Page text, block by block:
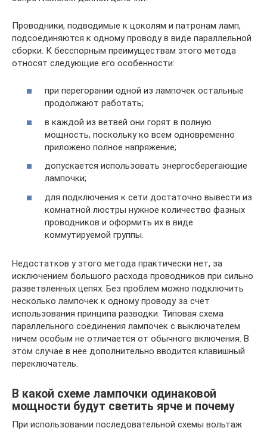
Проводники, подводимые к цоколям и патронам ламп,
подсоединяются к одному проводу в виде параллельной
сборки. К бесспорным преимуществам этого метода
относят следующие его особенности:
при перегорании одной из лампочек остальные
продолжают работать;
в каждой из ветвей они горят в полную
мощность, поскольку ко всем одновременно
приложено полное напряжение;
допускается использовать энергосберегающие
лампочки;
для подключения к сети достаточно вывести из
комнатной люстры нужное количество фазных
проводников и оформить их в виде
коммутируемой группы.
Недостатков у этого метода практически нет, за
исключением большого расхода проводников при сильно
разветвленных цепях. Без проблем можно подключить
несколько лампочек к одному проводу за счет
использования принципа разводки. Типовая схема
параллельного соединения лампочек с выключателем
ничем особым не отличается от обычного включения. В
этом случае в нее дополнительно вводится клавишный
переключатель.
В какой схеме лампочки одинаковой
мощности будут светить ярче и почему
При использовании последовательной схемы вольтаж